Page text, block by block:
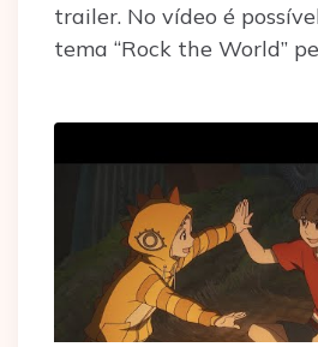
trailer. No vídeo é
tema “Rock the World”